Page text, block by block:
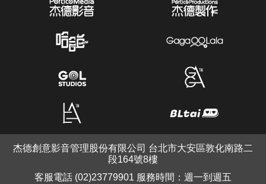
杰德創意影音管理股份有限公司 台北市大安區敦化南路二
段164號8樓
客服電話 (02)23779901 服務時間：週一到週五